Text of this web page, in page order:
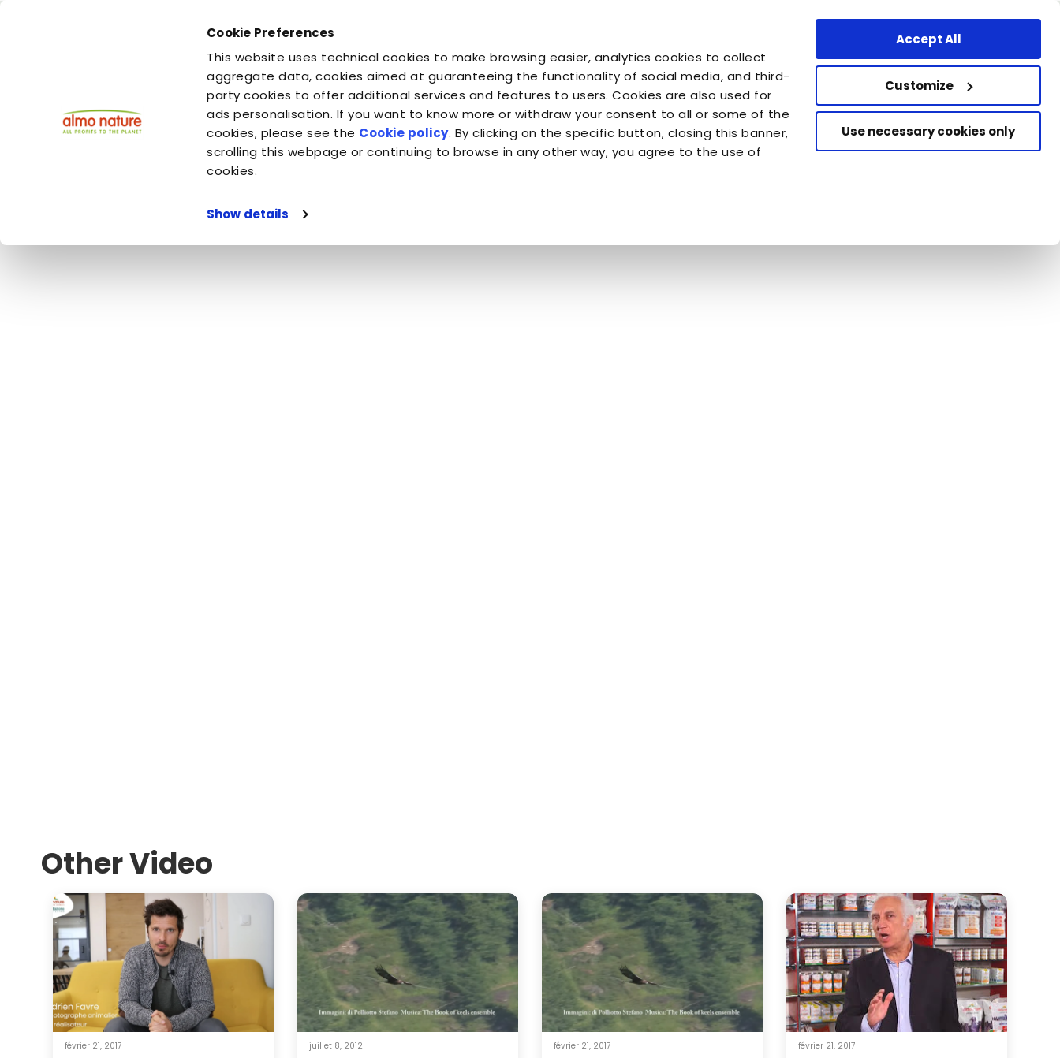
Cookie Preferences
This website uses technical cookies to make browsing easier, analytics cookies to collect
aggregate data, cookies aimed at guaranteeing the functionality of social media, and third-
party cookies to offer additional services and features to users. Cookies are also used for
ads personalisation. If you want to know more or withdraw your consent to all or some of the
cookies, please see the Cookie policy. By clicking on the specific button, closing this banner,
scrolling this webpage or continuing to browse in any other way, you agree to the use of
cookies.
Show details
Accept All
Customize
Use necessary cookies only
Vous êtes
votre chien
Vous êtes
votre chat
Vous êtes son
Companion for Life
Vous êtes
la Planète
Vous êtes
Almo Nature
Vous êtes la
Fondazione Capellino
Téléchargez votre adoption
Aidez d'autres chiens et chats
qui attendent d'être adoptés.
Home Video Almo Nature Alternative Chien
Alternative Chien
Other Video
février 21, 2017 juillet 8, 2012 février 21, 2017 février 21, 2017